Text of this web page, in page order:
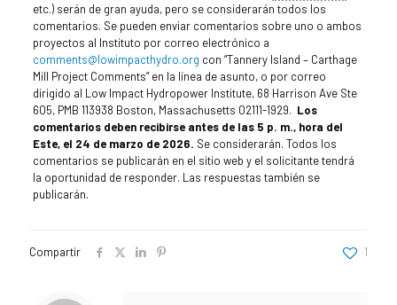
etc.) serán de gran ayuda, pero se considerarán todos los
comentarios. Se pueden enviar comentarios sobre uno o ambos
proyectos al Instituto por correo electrónico a
comments@lowimpacthydro.org con “Tannery Island – Carthage
Mill Project Comments” en la línea de asunto, o por correo
dirigido al Low Impact Hydropower Institute, 68 Harrison Ave Ste
605, PMB 113938 Boston, Massachusetts 02111-1929. Los
comentarios deben recibirse antes de las 5 p. m., hora del
Este, el 24 de marzo de 2026. Se considerarán. Todos los
comentarios se publicarán en el sitio web y el solicitante tendrá
la oportunidad de responder. Las respuestas también se
publicarán.
Compartir 1